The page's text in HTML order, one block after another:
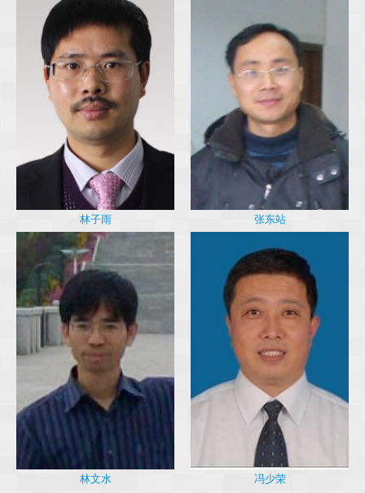
林子雨 张东站
林文水 冯少荣